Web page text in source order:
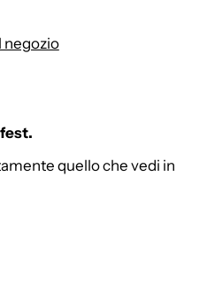
negozio
quello che vedi in